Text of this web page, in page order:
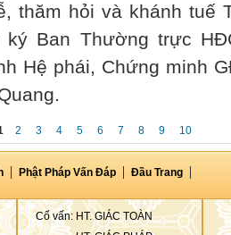
thăm hỏi và khánh tuế
Ban Thường trực
Hệ phái, Chứng minh
2 3 4 5 6 7 8 9 10
Phật Pháp Vấn Đáp Đầu Trang
Cố vấn: HT. GIÁC TOÀN